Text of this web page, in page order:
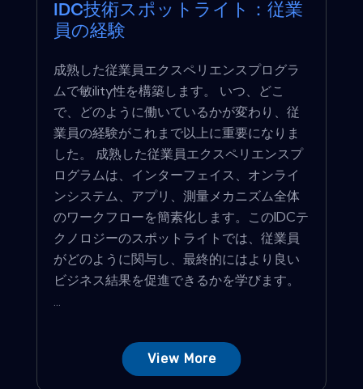
IDC技術スポットライト：従業
員の経験
成熟した従業員エクスペリエンスプログラ
ムで敏ility性を構築します。 いつ、どこ
で、どのように働いているかが変わり、従
業員の経験がこれまで以上に重要になりま
した。 成熟した従業員エクスペリエンスプ
ログラムは、インターフェイス、オンライ
ンシステム、アプリ、測量メカニズム全体
のワークフローを簡素化します。このIDCテ
クノロジーのスポットライトでは、従業員
がどのように関与し、最終的にはより良い
ビジネス結果を促進できるかを学びます。
View More